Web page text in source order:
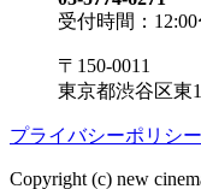
受付時間：
〒150-0011
東京都渋谷区
プライバシーポリシー
Copyright (c) new